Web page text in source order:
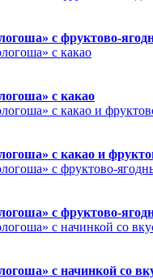
с фруктово-
с какао
с какао и
с фруктово-
с начинкой со